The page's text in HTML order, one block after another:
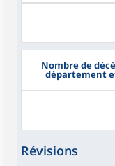
Nombre de
département
Révisions